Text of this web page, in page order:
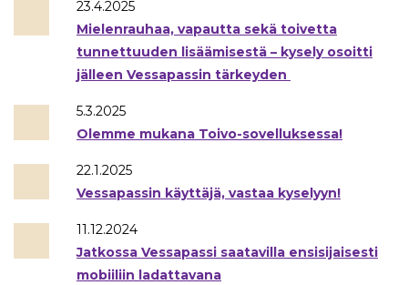
23.4.2025
Mielenrauhaa, vapautta sekä toivetta
tunnettuuden lisäämisestä – kysely osoitti
jälleen Vessapassin tärkeyden
5.3.2025
Olemme mukana Toivo-sovelluksessa!
22.1.2025
Vessapassin käyttäjä, vastaa kyselyyn!
11.12.2024
Jatkossa Vessapassi saatavilla ensisijaisesti
mobiiliin ladattavana